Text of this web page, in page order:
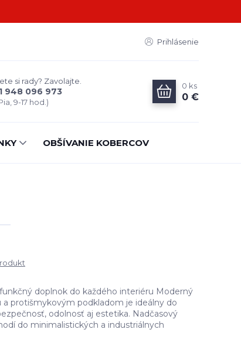
Prihlásenie
si rady? Zavolajte.
948 096 973
9-17 hod.)
0 ks
0 €
OBŠÍVANIE KOBERCOV
doplnok do každého interiéru Moderný
protišmykovým podkladom je ideálny do
odolnosť aj estetika. Nadčasový
do minimalistických a industriálnych